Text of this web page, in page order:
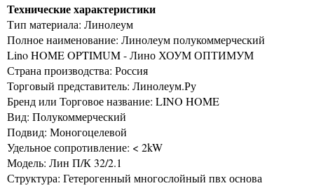
Технические характеристики
Тип материала: Линолеум
Полное наименование: Линолеум полукоммерческий
Lino HOME OPTIMUM - Лино ХОУМ ОПТИМУМ
Страна производства: Россия
Торговый представитель: Линолеум.Ру
Бренд или Торговое название: LINO HOME
Вид: Полукоммерческий
Подвид: Моногоцелевой
Удельное сопротивление: < 2kW
Модель: Лин П/К 32/2.1
Структура: Гетерогенный многослойный пвх основа